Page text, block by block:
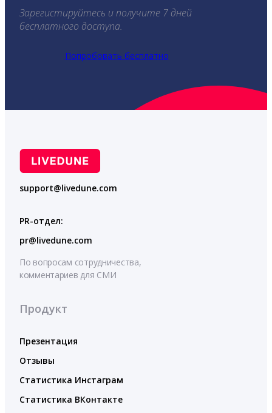
Зарегистируйтесь и получите 7 дней
бесплатного доступа.
Попробовать бесплатно
support@livedune.com
PR-отдел:
pr@livedune.com
По вопросам сотрудничества,
комментариев для СМИ
Продукт
Презентация
Отзывы
Статистика Инстаграм
Статистика ВКонтакте